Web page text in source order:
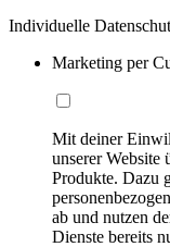
Individuelle
Marketing per
Mit deiner
unserer Website
Produkte. Dazu
ab und nutzen
Dienste bereits